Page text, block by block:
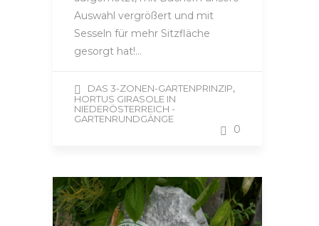
Auswahl vergrößert und mit
Sesseln für mehr Sitzfläche
gesorgt hat!…
DAS 3-ZONEN-GARTENPRINZIP,
HORTUS GIRASOLE IN
NIEDERÖSTERREICH -
GARTENRUNDGÄNGE
0